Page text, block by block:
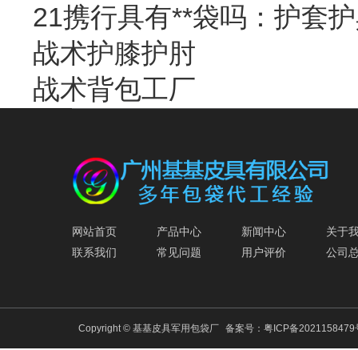
21携行具有**袋吗：护套
战术护膝护肘
战术背包工厂
网站首页 产品中心 新闻中心
关于
联系我们
常见问题 用户评价 公司
Copyright © 基基皮具军用包袋厂 备案号： 粤ICP备2021158479